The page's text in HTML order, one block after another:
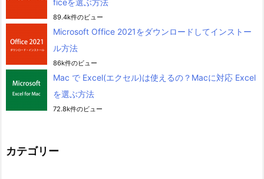
ficeを選ぶ方法
89.4k件のビュー
Microsoft Office 2021をダウンロードしてインストー
ル方法
86k件のビュー
Mac で Excel(エクセル)は使えるの？Macに対応 Excel
を選ぶ方法
72.8k件のビュー
カテゴリー